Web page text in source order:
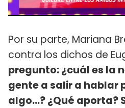
Por su parte, Mariana
contra los dichos de
pregunto: ¿cuál es la
gente a salir a hablar
algo...? ¿Qué aporta?